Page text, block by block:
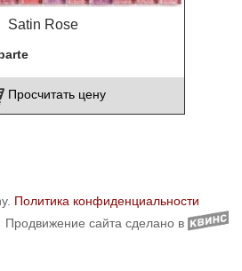
Satin Rose
Просчитать цену
Политика конфиденциальности
Продвижение сайта сделано в